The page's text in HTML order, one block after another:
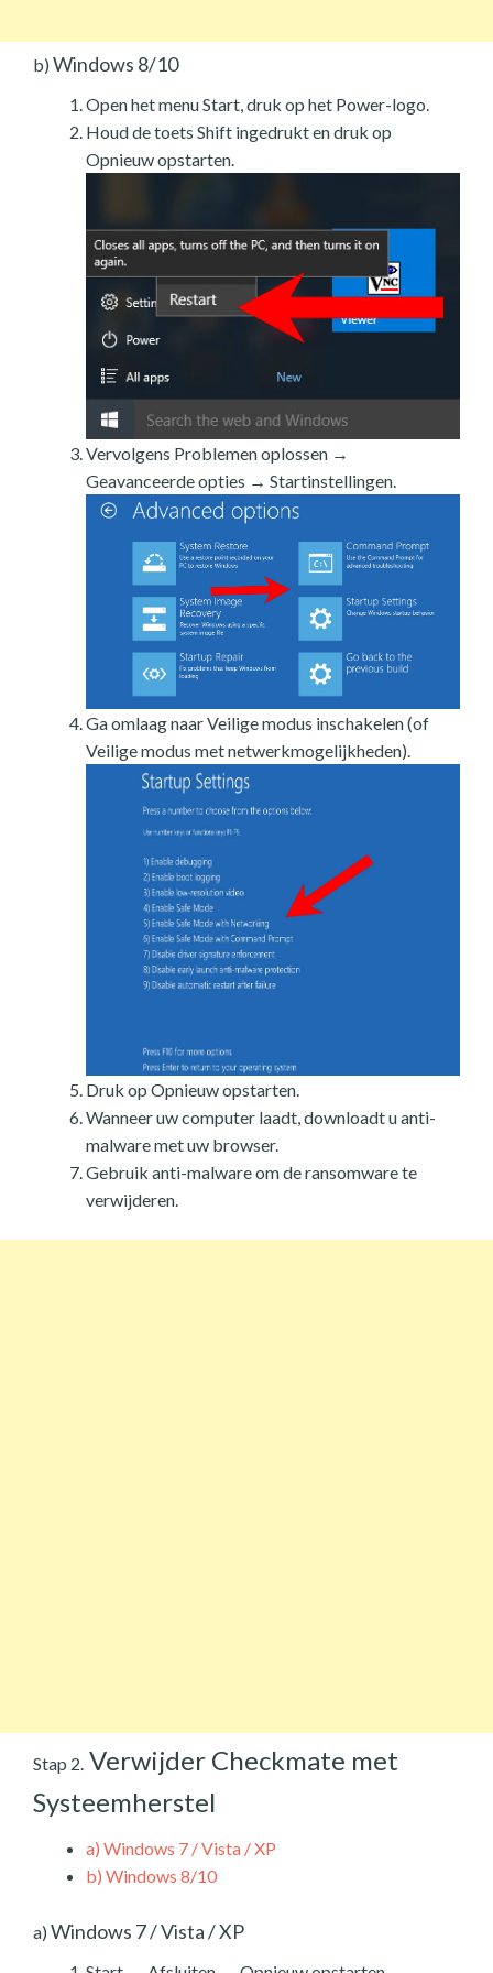
b) Windows 8/10
Open het menu Start, druk op het Power-logo.
Houd de toets Shift ingedrukt en druk op
Opnieuw opstarten.
Vervolgens Problemen oplossen →
Geavanceerde opties → Startinstellingen.
Ga omlaag naar Veilige modus inschakelen (of
Veilige modus met netwerkmogelijkheden).
Druk op Opnieuw opstarten.
Wanneer uw computer laadt, downloadt u anti-
malware met uw browser.
Gebruik anti-malware om de ransomware te
verwijderen.
Stap 2. Verwijder Checkmate met
Systeemherstel
a) Windows 7 / Vista / XP
b) Windows 8/10
a) Windows 7 / Vista / XP